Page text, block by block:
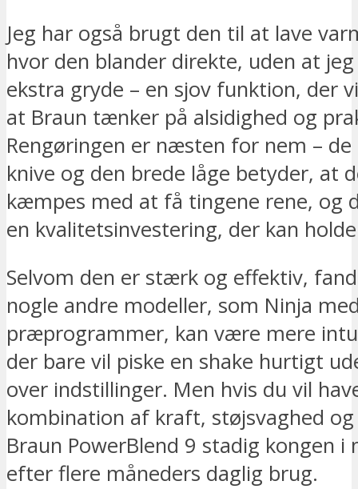
Jeg har også brugt den til at lave
hvor den blander direkte, uden at
ekstra gryde – en sjov funktion, der
at Braun tænker på alsidighed og
Rengøringen er næsten for nem –
knive og den brede låge betyder, at
kæmpes med at få tingene rene, og
en kvalitetsinvestering, der kan
Selvom den er stærk og effektiv,
nogle andre modeller, som Ninja
præprogrammer, kan være mere
der bare vil piske en shake hurtigt
over indstillinger. Men hvis du vil
kombination af kraft, støjsvaghed
Braun PowerBlend 9 stadig kongen i
efter flere måneders daglig brug.